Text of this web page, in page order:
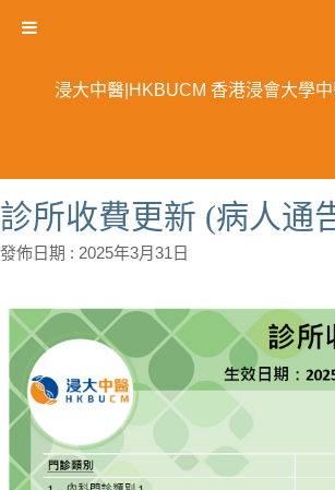
診所收費更新 (病人通
發佈日期 : 2025年3月31日
浸大中醫|HKBUCM 香港浸會大學